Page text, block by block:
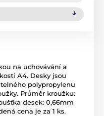
na uchovávání a
A4. Desky jsou
polypropylenu
Průměr kroužku:
desek: 0,66mm
cena je za 1 ks.